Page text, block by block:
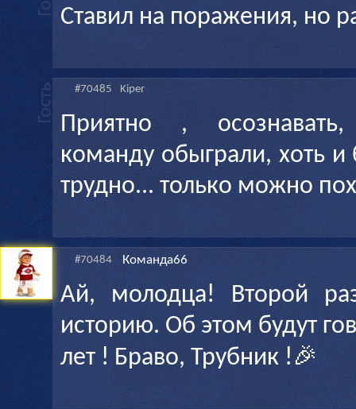
Ставил на поражения, но
#70485 Kiper
Приятно ,
команду обыграли, хоть
трудно... только можно
#70484 Команда66
Ай, молодца! Второй
историю. Об этом будут
лет ! Браво, Трубник !🎉